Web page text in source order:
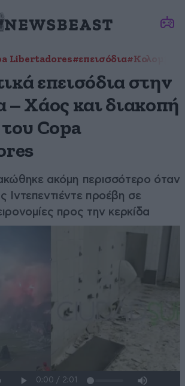
Libertadores#επεισόδια#Κολομβία
επεισόδια στην
– Χάος και διακοπή
Copa
ακόμη περισσότερο όταν
Ιντεπεντιέντε προέβη σε
προς την κερκίδα